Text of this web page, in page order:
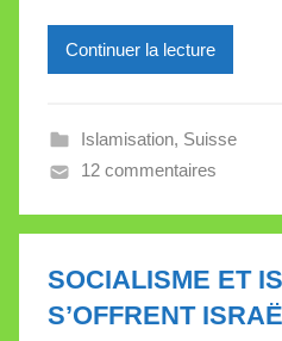
l
e
l
t
Continuer la lecture
Islamisation, Suisse
12 commentaires
SOCIALISME ET
S’OFFRENT